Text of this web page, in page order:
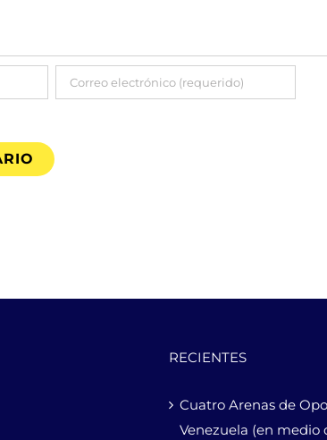
RECIENTES
Cuatro Arenas de
Venezuela (en medio